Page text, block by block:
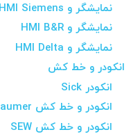
نمایشگر و HMI Siemens
نمایشگر و HMI B&R
نمایشگر و HMI Delta
انکودر و خط کش
انکودر Sick
انکودر و خط کش Baumer
انکودر و خط کش SEW